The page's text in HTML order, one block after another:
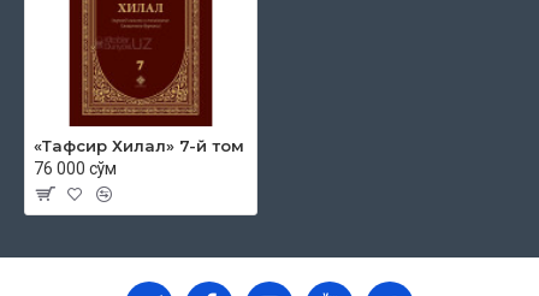
«Тафсир Хилал» 7-й том
76 000 сўм